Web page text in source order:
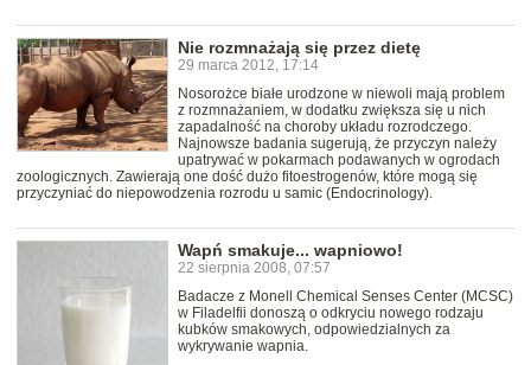
Nie rozmnażają się przez dietę
29 marca 2012, 17:14
Nosorożce białe urodzone w niewoli mają problem
z rozmnażaniem, w dodatku zwiększa się u nich
zapadalność na choroby układu rozrodczego.
Najnowsze badania sugerują, że przyczyn należy
upatrywać w pokarmach podawanych w ogrodach
zoologicznych. Zawierają one dość dużo fitoestrogenów, które mogą się
przyczyniać do niepowodzenia rozrodu u samic (Endocrinology).
Wapń smakuje... wapniowo!
22 sierpnia 2008, 07:57
Badacze z Monell Chemical Senses Center (MCSC)
w Filadelfii donoszą o odkryciu nowego rodzaju
kubków smakowych, odpowiedzialnych za
wykrywanie wapnia.